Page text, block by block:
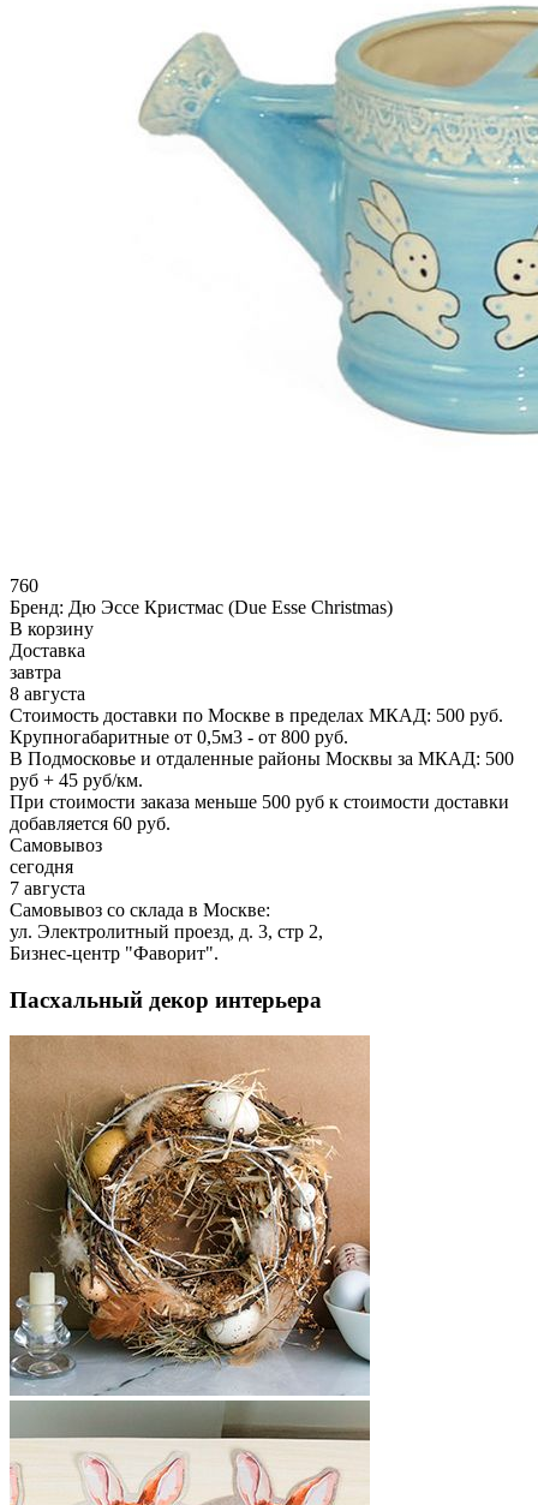
760
Бренд: Дю Эссе Кристмас (Due Esse Christmas)
В корзину
Доставка
завтра
8 августа
Стоимость доставки по Москве в пределах МКАД: 500 руб.
Крупногабаритные от 0,5м3 - от 800 руб.
В Подмосковье и отдаленные районы Москвы за МКАД: 500
руб + 45 руб/км.
При стоимости заказа меньше 500 руб к стоимости доставки
добавляется 60 руб.
Самовывоз
сегодня
7 августа
Самовывоз со склада в Москве:
ул. Электролитный проезд, д. 3, стр 2,
Бизнес-центр "Фаворит".
Пасхальный декор интерьера